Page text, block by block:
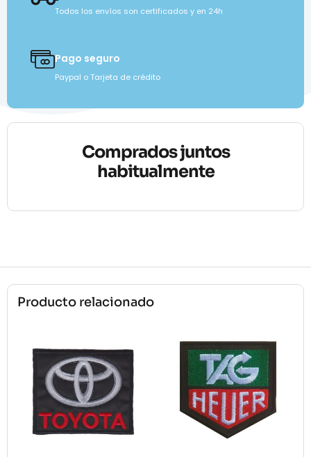
Todos los envíos son certificados y en 24h
Pago seguro
Paypal o Tarjeta de crédito
Comprados juntos
habitualmente
Producto relacionado